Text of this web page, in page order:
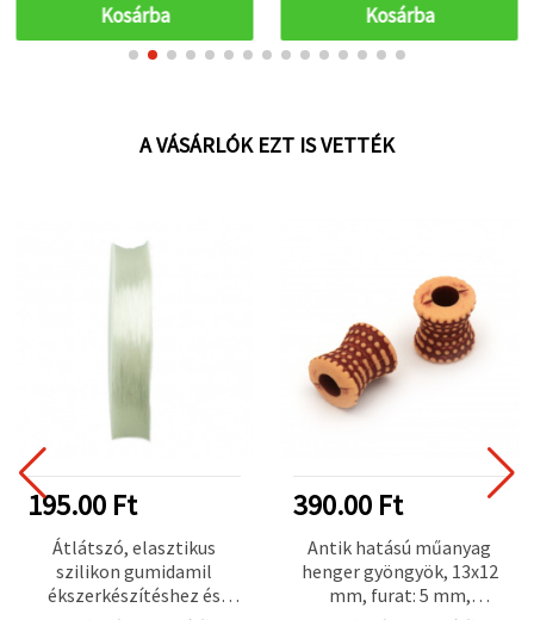
Kosárba Kosárba
A VÁSÁRLÓK EZT IS VETTÉK
195.00 Ft
Átlátszó, elasztikus
szilikon gumidamil
ékszerkészítéshez és
390.00 Ft
Antik hatású műanyag
henger gyöngyök, 13x12
mm, furat: 5 mm,